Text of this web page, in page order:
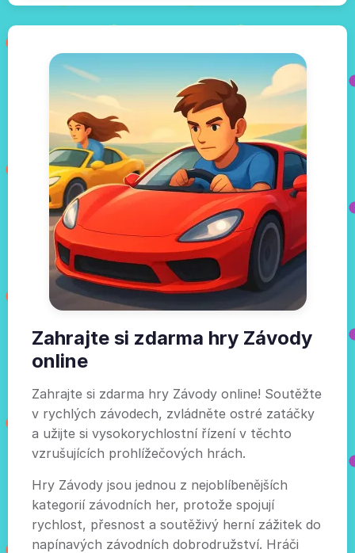
Zahrajte si zdarma hry Závody
online
Zahrajte si zdarma hry Závody online! Soutěžte
v rychlých závodech, zvládněte ostré zatáčky
a užijte si vysokorychlostní řízení v těchto
vzrušujících prohlížečových hrách.
Hry Závody jsou jednou z nejoblíbenějších
kategorií závodních her, protože spojují
rychlost, přesnost a soutěživý herní zážitek do
napínavých závodních dobrodružství. Hráči